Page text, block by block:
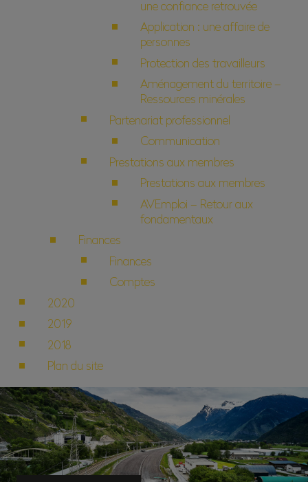
une confiance retrouvée
Application : une affaire de
personnes
Protection des travailleurs
Aménagement du territoire –
Ressources minérales
Partenariat professionnel
Communication
Prestations aux membres
Prestations aux membres
AVEmploi – Retour aux
fondamentaux
Finances
Finances
Comptes
2020
2019
2018
Plan du site